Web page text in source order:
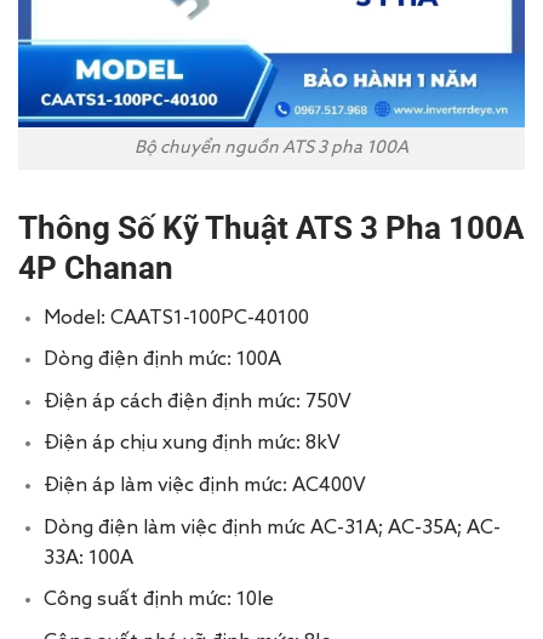
Bộ chuyển nguồn ATS 3 pha 100A
Thông Số Kỹ Thuật ATS 3 Pha 100A
4P Chanan
Model: CAATS1-100PC-40100
Dòng điện định mức: 100A
Điện áp cách điện định mức: 750V
Điện áp chịu xung định mức: 8kV
Điện áp làm việc định mức: AC400V
Dòng điện làm việc định mức AC-31A; AC-35A; AC-
33A: 100A
Công suất định mức: 10le